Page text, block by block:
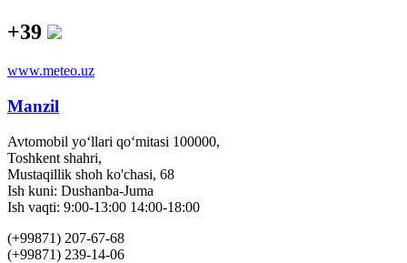
+39
www.meteo.uz
Manzil
Avtomobil yo‘llari qo‘mitasi 100000,
Toshkent shahri,
Mustaqillik shoh ko'chasi, 68
Ish kuni: Dushanba-Juma
Ish vaqti: 9:00-13:00 14:00-18:00
(+99871) 207-67-68
(+99871) 239-14-06